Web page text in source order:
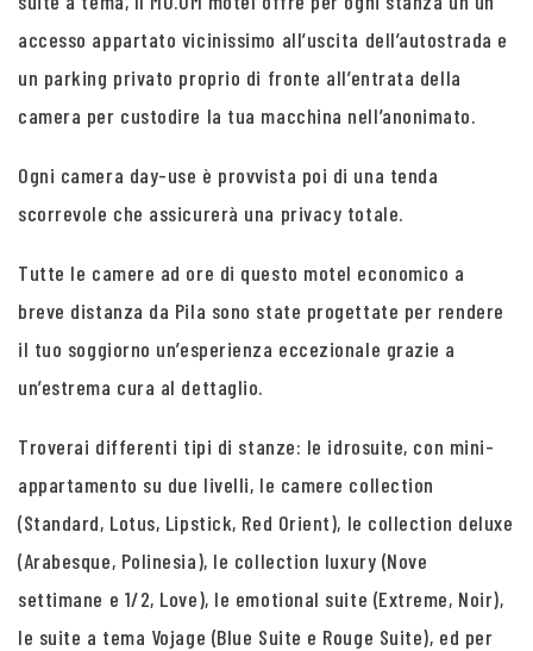
accesso appartato vicinissimo all’uscita dell’autostrada e
un parking privato proprio di fronte all’entrata della
camera per custodire la tua macchina nell’anonimato.
Ogni camera day-use è provvista poi di una tenda
scorrevole che assicurerà una privacy totale.
Tutte le camere ad ore di questo motel economico a
breve distanza da Pila sono state progettate per rendere
il tuo soggiorno un’esperienza eccezionale grazie a
un’estrema cura al dettaglio.
Troverai differenti tipi di stanze: le idrosuite, con mini-
appartamento su due livelli, le camere collection
(Standard, Lotus, Lipstick, Red Orient), le collection deluxe
(Arabesque, Polinesia), le collection luxury (Nove
settimane e 1/2, Love), le emotional suite (Extreme, Noir),
le suite a tema Vojage (Blue Suite e Rouge Suite), ed per